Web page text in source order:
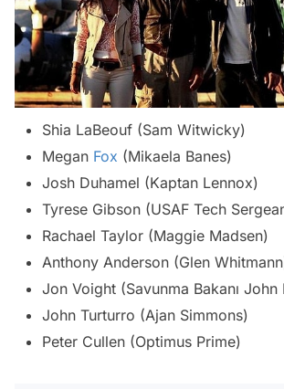
Shia LaBeouf (Sam Witwicky)
Megan Fox (Mikaela Banes)
Josh Duhamel (Kaptan Lennox)
Tyrese Gibson (USAF Tech
Rachael Taylor (Maggie Madsen)
Anthony Anderson (Glen
Jon Voight (Savunma Bakanı John
John Turturro (Ajan Simmons)
Peter Cullen (Optimus Prime)